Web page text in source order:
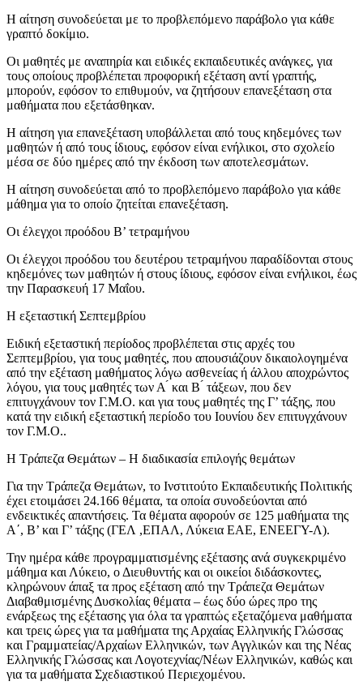
Η αίτηση συνοδεύεται με το προβλεπόμενο παράβολο για κάθε
γραπτό δοκίμιο.
Οι μαθητές με αναπηρία και ειδικές εκπαιδευτικές ανάγκες, για
τους οποίους προβλέπεται προφορική εξέταση αντί γραπτής,
μπορούν, εφόσον το επιθυμούν, να ζητήσουν επανεξέταση στα
μαθήματα που εξετάσθηκαν.
Η αίτηση για επανεξέταση υποβάλλεται από τους κηδεμόνες των
μαθητών ή από τους ίδιους, εφόσον είναι ενήλικοι, στο σχολείο
μέσα σε δύο ημέρες από την έκδοση των αποτελεσμάτων.
Η αίτηση συνοδεύεται από το προβλεπόμενο παράβολο για κάθε
μάθημα για το οποίο ζητείται επανεξέταση.
Οι έλεγχοι προόδου Β’ τετραμήνου
Οι έλεγχοι προόδου του δευτέρου τετραμήνου παραδίδονται στους
κηδεμόνες των μαθητών ή στους ίδιους, εφόσον είναι ενήλικοι, έως
την Παρασκευή 17 Μαΐου.
Η εξεταστική Σεπτεμβρίου
Ειδική εξεταστική περίοδος προβλέπεται στις αρχές του
Σεπτεμβρίου, για τους μαθητές, που απουσιάζουν δικαιολογημένα
από την εξέταση μαθήματος λόγω ασθενείας ή άλλου αποχρώντος
λόγου, για τους μαθητές των Α ́ και Β ́ τάξεων, που δεν
επιτυγχάνουν τον Γ.Μ.Ο. και για τους μαθητές της Γ’ τάξης, που
κατά την ειδική εξεταστική περίοδο του Ιουνίου δεν επιτυγχάνουν
τον Γ.Μ.Ο..
Η Τράπεζα Θεμάτων – Η διαδικασία επιλογής θεμάτων
Για την Τράπεζα Θεμάτων, το Ινστιτούτο Εκπαιδευτικής Πολιτικής
έχει ετοιμάσει 24.166 θέματα, τα οποία συνοδεύονται από
ενδεικτικές απαντήσεις. Τα θέματα αφορούν σε 125 μαθήματα της
Α΄, Β’ και Γ’ τάξης (ΓΕΛ ,ΕΠΑΛ, Λύκεια ΕΑΕ, ΕΝΕΕΓΥ-Λ).
Την ημέρα κάθε προγραμματισμένης εξέτασης ανά συγκεκριμένο
μάθημα και Λύκειο, ο Διευθυντής και οι οικείοι διδάσκοντες,
κληρώνουν άπαξ τα προς εξέταση από την Τράπεζα Θεμάτων
Διαβαθμισμένης Δυσκολίας θέματα – έως δύο ώρες προ της
ενάρξεως της εξέτασης για όλα τα γραπτώς εξεταζόμενα μαθήματα
και τρεις ώρες για τα μαθήματα της Αρχαίας Ελληνικής Γλώσσας
και Γραμματείας/Αρχαίων Ελληνικών, των Αγγλικών και της Νέας
Ελληνικής Γλώσσας και Λογοτεχνίας/Νέων Ελληνικών, καθώς και
για τα μαθήματα Σχεδιαστικού Περιεχομένου.